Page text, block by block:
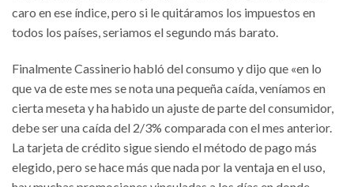
caro en ese índice, pero si le quitáramos los impuestos en
todos los países, seriamos el segundo más barato.
Finalmente Cassinerio habló del consumo y dijo que «en lo
que va de este mes se nota una pequeña caída, veníamos en
cierta meseta y ha habido un ajuste de parte del consumidor,
debe ser una caída del 2/3% comparada con el mes anterior.
La tarjeta de crédito sigue siendo el método de pago más
elegido, pero se hace más que nada por la ventaja en el uso,